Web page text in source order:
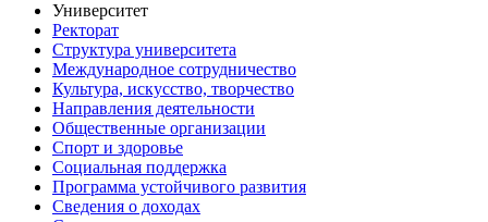
Университет
Ректорат
Структура университета
Международное сотрудничество
Культура, искусство, творчество
Направления деятельности
Общественные организации
Спорт и здоровье
Социальная поддержка
Программа устойчивого развития
Сведения о доходах